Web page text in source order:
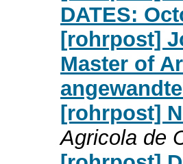
DATES:
[rohrpost]
Master of
[rohrpost]
Agricola de